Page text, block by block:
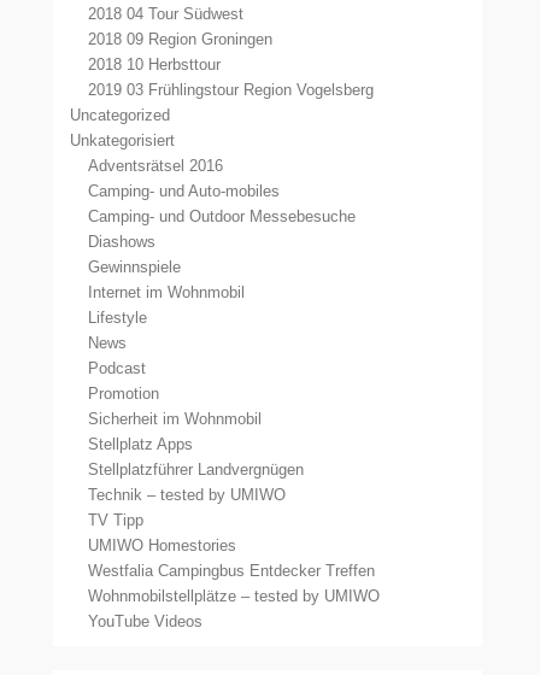
2018 04 Tour Südwest
2018 09 Region Groningen
2018 10 Herbsttour
2019 03 Frühlingstour Region Vogelsberg
Uncategorized
Unkategorisiert
Adventsrätsel 2016
Camping- und Auto-mobiles
Camping- und Outdoor Messebesuche
Diashows
Gewinnspiele
Internet im Wohnmobil
Lifestyle
News
Podcast
Promotion
Sicherheit im Wohnmobil
Stellplatz Apps
Stellplatzführer Landvergnügen
Technik – tested by UMIWO
TV Tipp
UMIWO Homestories
Westfalia Campingbus Entdecker Treffen
Wohnmobilstellplätze – tested by UMIWO
YouTube Videos